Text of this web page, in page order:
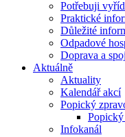
Potřebuji
Praktické
Důležité
Odpadové
Doprava a
Aktuálně
Aktuality
Kalendář akcí
Popický
Infokanál